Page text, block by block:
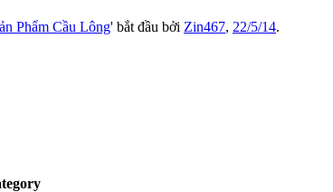
Phẩm Cầu Lông' bắt đầu bởi Zin467, 22/5/14.